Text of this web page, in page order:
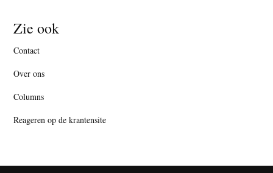
Zie ook
Contact
Over ons
Columns
Reageren op de krantensite